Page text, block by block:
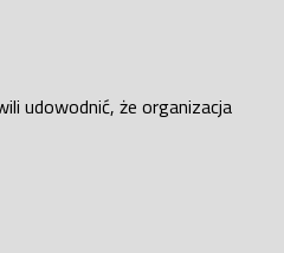
udowodnić, że organizacja